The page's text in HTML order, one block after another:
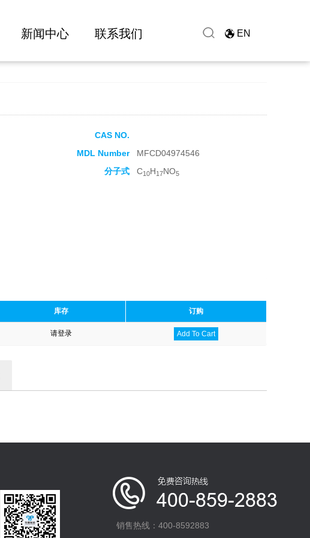
新闻中心 联系我们 EN
CAS NO.
MDL Number
MFCD04974546
分子式 C10H17NO5
库存 订购
请登录 Add To Cart
销售热线：400-8592883